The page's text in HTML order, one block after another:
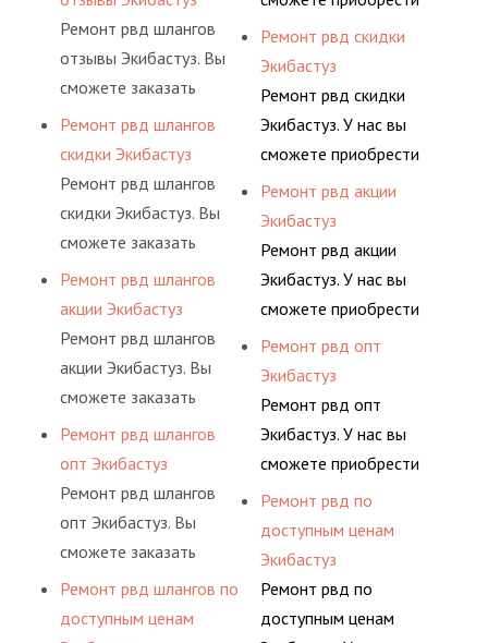
долговременного
комплексного
обслуживания
предприятия.
Ремонт рвд шлангов
отзывы Экибастуз. Вы
сможете заказать
сервис РВД на разовой
основе либо на
условиях
долговременного
комплексного
гидросистем Вашего
предприятия.
Ремонт рвд шлангов
скидки Экибастуз
Ремонт рвд шлангов
скидки Экибастуз. Вы
сможете заказать
сервис РВД на разовой
основе либо на
условиях
долговременного
комплексного
гидросистем Вашего
предприятия.
Ремонт рвд шлангов
акции Экибастуз
Ремонт рвд шлангов
акции Экибастуз. Вы
сможете заказать
сервис РВД на разовой
основе либо на
условиях
долговременного
комплексного
гидросистем Вашего
предприятия.
Ремонт рвд шлангов
опт Экибастуз
Ремонт рвд шлангов
опт Экибастуз. Вы
сможете заказать
сервис РВД на разовой
основе либо на
Ремонт рвд шлангов по
доступным ценам
ными спецами, которые
помогут решить любую
сложную задачу.
шлангов производится
высококвалифицирован
ными спецами, которые
помогут решить любую
сложную задачу.
рукав с разными
фитингами и
комплектующими,
АДЫМ Инжиниринг
предлагает ремонт
давления. Ремонт
шлангов производится
высококвалифицирован
ными спецами, которые
помогут решить любую
сложную задачу.
Ремонт рвд скидки
Экибастуз
Ремонт рвд скидки
Экибастуз. У нас вы
сможете приобрести
рукав с разными
фитингами и
комплектующими,
АДЫМ Инжиниринг
предлагает ремонт
давления. Ремонт
шлангов производится
высококвалифицирован
ными спецами, которые
помогут решить любую
сложную задачу.
Ремонт рвд акции
Экибастуз
Ремонт рвд акции
Экибастуз. У нас вы
сможете приобрести
рукав с разными
фитингами и
комплектующими,
АДЫМ Инжиниринг
предлагает ремонт
давления. Ремонт
шлангов производится
высококвалифицирован
ными спецами, которые
помогут решить любую
Ремонт рвд опт
Экибастуз
Ремонт рвд опт
Экибастуз. У нас вы
сможете приобрести
рукав с разными
фитингами и
комплектующими,
АДЫМ Инжиниринг
предлагает ремонт
Ремонт рвд по
доступным ценам
Экибастуз
Ремонт рвд по
доступным ценам